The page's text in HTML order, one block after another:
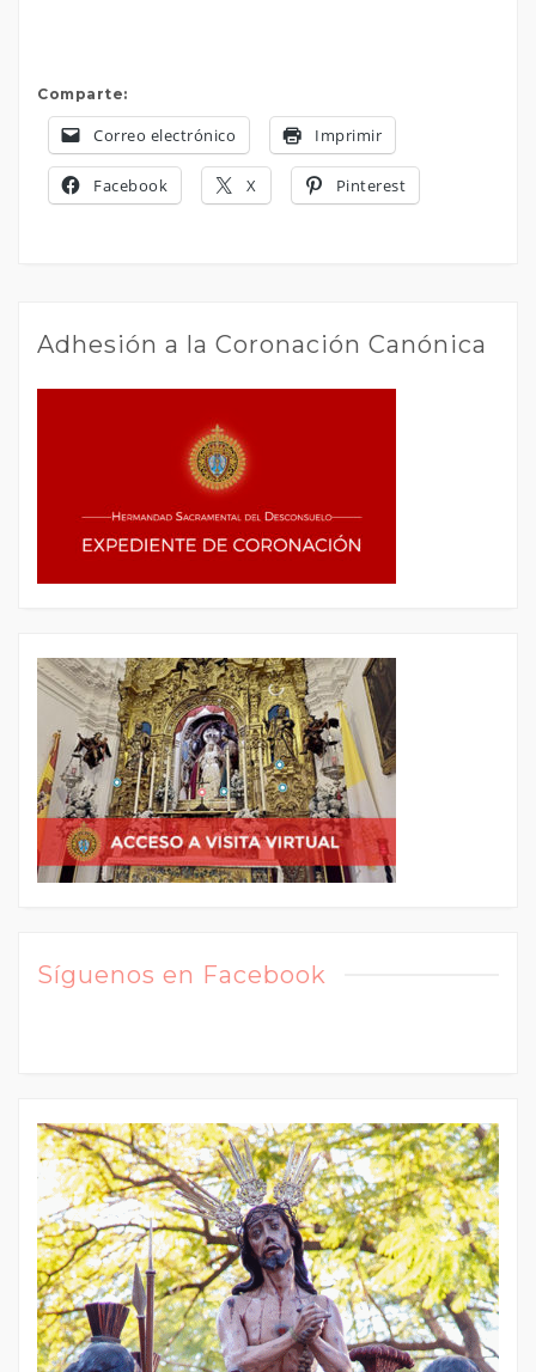
Comparte:
Correo electrónico Imprimir
Facebook X Pinterest
Adhesión a la Coronación Canónica
Síguenos en Facebook